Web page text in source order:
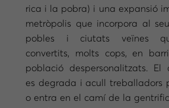
rica i la pobra) i una expansió
metròpolis que incorpora al
pobles i ciutats veïnes
convertits, molts cops, en
població despersonalitzats. El
es degrada i acull treballadors
o entra en el camí de la